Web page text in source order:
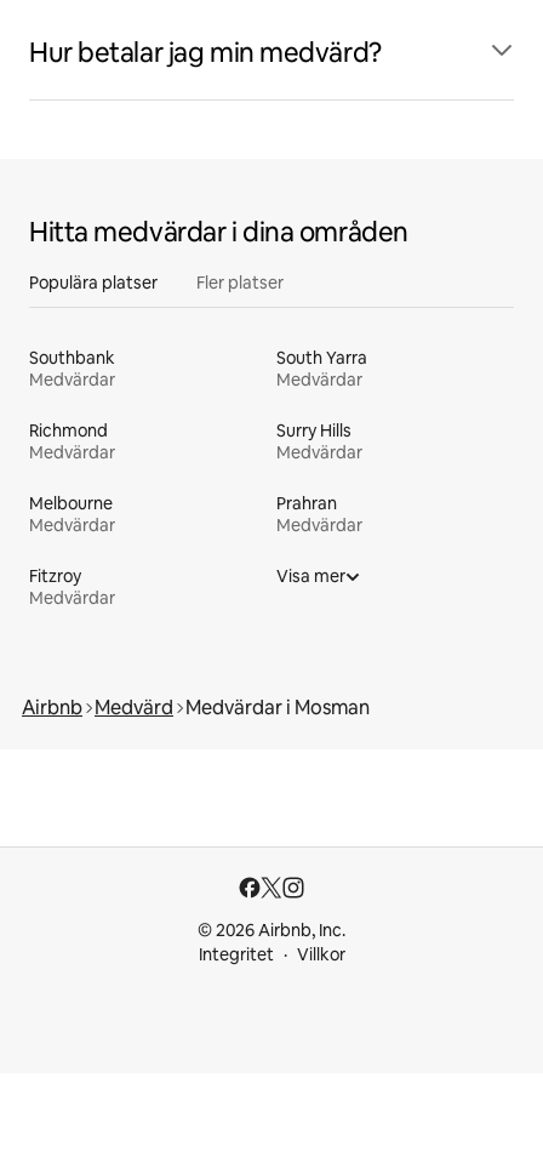
Hur betalar jag min medvärd?
Hitta medvärdar i dina områden
Populära platser Fler platser
Southbank
Medvärdar
South Yarra
Medvärdar
Richmond
Medvärdar
Surry Hills
Medvärdar
Melbourne
Medvärdar
Prahran
Medvärdar
Fitzroy
Medvärdar
Visa mer
Airbnb Medvärd Medvärdar i Mosman
© 2026 Airbnb, Inc.
Integritet
Villkor